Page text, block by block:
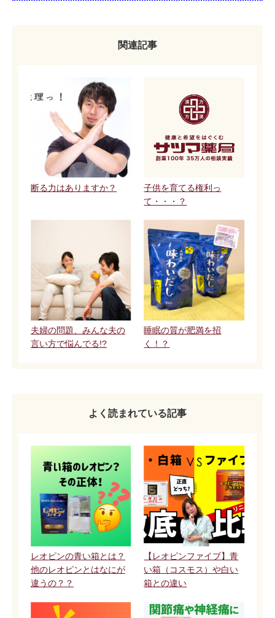
関連記事
断る力はありますか？
子供を育てる権利っ
て・・・？
夫婦の問題、みんな夫の
言い方で悩んでる!?
睡眠の質が肥満を招
く！？
よく読まれている記事
レオピンの青い箱とは？
他のレオピンとはなにが
違うの？？
【レオピンファイブ】青
い箱（コスモス）や白い
箱との違い